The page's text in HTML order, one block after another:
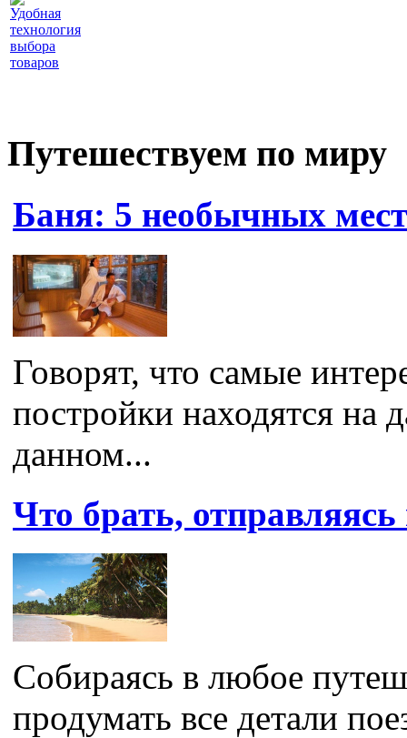
Удобная
технология
выбора
товаров
Путешествуем по миру
Баня: 5 необычных
Говорят, что самые
постройки находятся на
данном...
Что брать,
Собираясь в любое
продумать все детали